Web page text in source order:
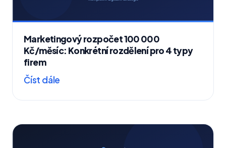
Marketingový rozpočet 100 000
Kč/měsíc: Konkrétní rozdělení pro 4 typy
firem
Číst dále